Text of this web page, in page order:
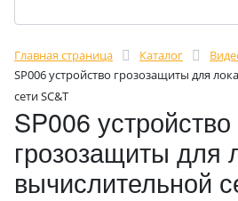
Главная страница Каталог
SP006 устройство грозозащиты для
сети SC&T
SP006 устройство
грозозащиты для
вычислительной